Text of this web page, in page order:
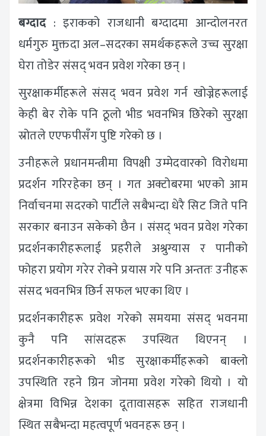
बग्दाद : इराकको राजधानी बग्दादमा आन्दोलनरत
धर्मगुरु मुक्तदा अल–सदरका समर्थकहरूले उच्च सुरक्षा
घेरा तोडेर संसद् भवन प्रवेश गरेका छन् ।
सुरक्षाकर्मीहरूले संसद् भवन प्रवेश गर्न खोज्नेहरूलाई
केही बेर रोके पनि ठूलो भीड भवनभित्र छिरेको सुरक्षा
स्रोतले एएफपीसँग पुष्टि गरेको छ ।
उनीहरूले प्रधानमन्त्रीमा विपक्षी उम्मेदवारको विरोधमा
प्रदर्शन गरिरहेका छन् । गत अक्टोबरमा भएको आम
निर्वाचनमा सदरको पार्टीले सबैभन्दा धेरै सिट जिते पनि
सरकार बनाउन सकेको छैन । संसद् भवन प्रवेश गरेका
प्रदर्शनकारीहरूलाई प्रहरीले अश्रुग्यास र पानीको
फोहरा प्रयोग गरेर रोक्ने प्रयास गरे पनि अन्ततः उनीहरू
संसद भवनभित्र छिर्न सफल भएका थिए ।
प्रदर्शनकारीहरू प्रवेश गरेको समयमा संसद् भवनमा
कुनै पनि सांसदहरू उपस्थित थिएनन् ।
प्रदर्शनकारीहरूको भीड सुरक्षाकर्मीहरूको बाक्लो
उपस्थिति रहने ग्रिन जोनमा प्रवेश गरेको थियो । यो
क्षेत्रमा विभिन्न देशका दूतावासहरू सहित राजधानी
स्थित सबैभन्दा महत्वपूर्ण भवनहरू छन् ।